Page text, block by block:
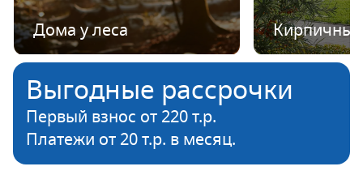
Дома у леса
Выгодные рассрочки
Первый взнос от 220 т.р.
Платежи от 20 т.р. в месяц.